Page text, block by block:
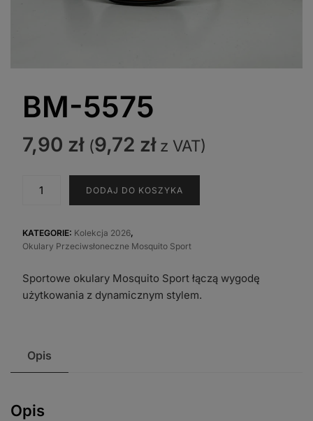
BM-5575
7,90 zł (9,72 złz VAT)
DODAJ DO KOSZYKA
KATEGORIE: Kolekcja 2026,
Okulary Przeciwsłoneczne Mosquito Sport
Sportowe okulary Mosquito Sport łączą wygodę
użytkowania z dynamicznym stylem.
Opis
Opis